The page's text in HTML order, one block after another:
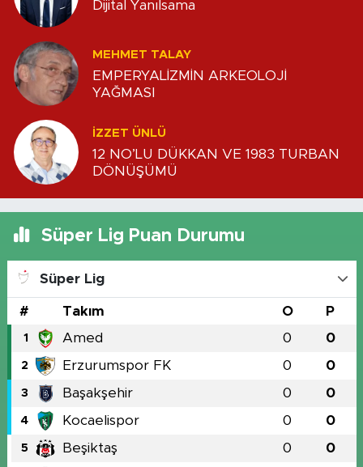
Dijital Yanılsama
MEHMET TALAY
EMPERYALİZMİN ARKEOLOJİ
YAĞMASI
İZZET ÜNLÜ
12 NO’LU DÜKKAN VE 1983 TURBAN
DÖNÜŞÜMÜ
Süper Lig Puan Durumu
Süper Lig
# Takım O P
1 Amed 0 0
2 Erzurumspor FK 0 0
3 Başakşehir 0 0
4 Kocaelispor 0 0
5 Beşiktaş 0 0